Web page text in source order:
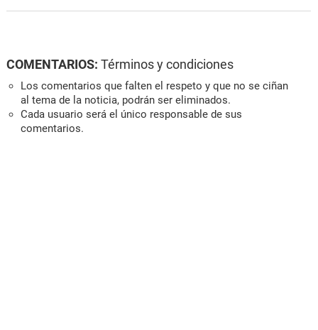
COMENTARIOS: Términos y condiciones
Los comentarios que falten el respeto y que no se ciñan
al tema de la noticia, podrán ser eliminados.
Cada usuario será el único responsable de sus
comentarios.